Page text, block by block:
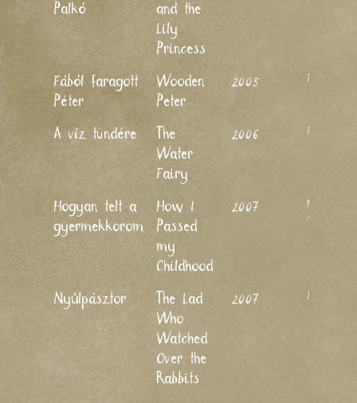
Palkó
and the
Lily
Princess
Fából faragott
Péter
Wooden
Peter
2005 Nagy Lajos
A víz tündére
The
Water
Fairy
2006 Nagy Lajos
Hogyan telt a
gyermekkorom
How I
Passed
my
Childhood
2007
Horváth
Mária
Nyúlpásztor
The Lad
Who
Watched
Over the
Rabbits
2007 Nagy Lajos